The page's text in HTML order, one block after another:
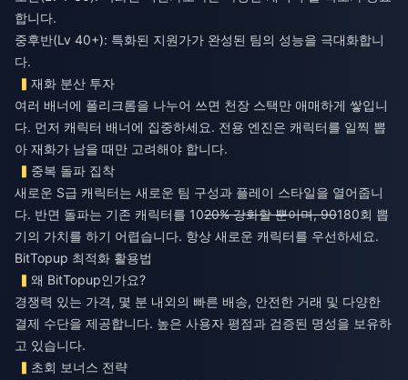
합니다.
중후반(Lv 40+): 특화된 지원가가 완성된 팀의 성능을 극대화합니
다.
재화 분산 투자
여러 배너에 폴리크롬을 나누어 쓰면 천장 스택만 애매하게 쌓입니
다. 먼저 캐릭터 배너에 집중하세요. 전용 엔진은 캐릭터를 일찍 뽑
아 재화가 남을 때만 고려해야 합니다.
중복 돌파 집착
새로운 S급 캐릭터는 새로운 팀 구성과 플레이 스타일을 열어줍니
다. 반면 돌파는 기존 캐릭터를 1020% 강화할 뿐이며, 90180회 뽑
기의 가치를 하기 어렵습니다. 항상 새로운 캐릭터를 우선하세요.
BitTopup 최적화 활용법
왜 BitTopup인가요?
경쟁력 있는 가격, 몇 분 내외의 빠른 배송, 안전한 거래 및 다양한
결제 수단을 제공합니다. 높은 사용자 평점과 검증된 명성을 보유하
고 있습니다.
초회 보너스 전략